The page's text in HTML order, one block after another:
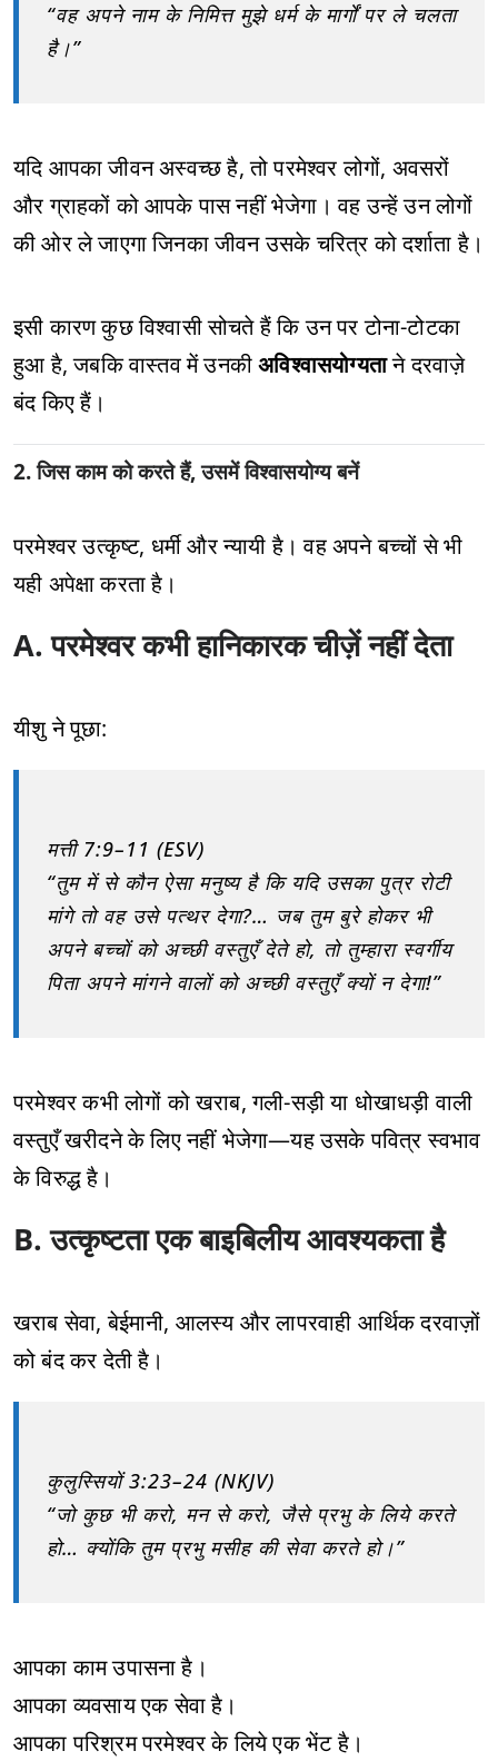
“वह अपने नाम के निमित्त मुझे धर्म के मार्गों पर ले चलता
है।”
यदि आपका जीवन अस्वच्छ है, तो परमेश्वर लोगों, अवसरों
और ग्राहकों को आपके पास नहीं भेजेगा। वह उन्हें उन लोगों
की ओर ले जाएगा जिनका जीवन उसके चरित्र को दर्शाता है।
इसी कारण कुछ विश्वासी सोचते हैं कि उन पर टोना-टोटका
हुआ है, जबकि वास्तव में उनकीअविश्वासयोग्यताने दरवाज़े
बंद किए हैं।
2. जिस काम को करते हैं, उसमें विश्वासयोग्य बनें
परमेश्वर उत्कृष्ट, धर्मी और न्यायी है। वह अपने बच्चों से भी
यही अपेक्षा करता है।
A. परमेश्वर कभी हानिकारक चीज़ें नहीं देता
यीशु ने पूछा:
मत्ती 7:9–11 (ESV)
“तुम में से कौन ऐसा मनुष्य है कि यदि उसका पुत्र रोटी
मांगे तो वह उसे पत्थर देगा?… जब तुम बुरे होकर भी
अपने बच्चों को अच्छी वस्तुएँ देते हो, तो तुम्हारा स्वर्गीय
पिता अपने मांगने वालों को अच्छी वस्तुएँ क्यों न देगा!”
परमेश्वर कभी लोगों को खराब, गली-सड़ी या धोखाधड़ी वाली
वस्तुएँ खरीदने के लिए नहीं भेजेगा—यह उसके पवित्र स्वभाव
के विरुद्ध है।
B. उत्कृष्टता एक बाइबिलीय आवश्यकता है
खराब सेवा, बेईमानी, आलस्य और लापरवाही आर्थिक दरवाज़ों
को बंद कर देती है।
कुलुस्सियों 3:23–24 (NKJV)
“जो कुछ भी करो, मन से करो, जैसे प्रभु के लिये करते
हो… क्योंकि तुम प्रभु मसीह की सेवा करते हो।”
आपका काम उपासना है।
आपका व्यवसाय एक सेवा है।
आपका परिश्रम परमेश्वर के लिये एक भेंट है।